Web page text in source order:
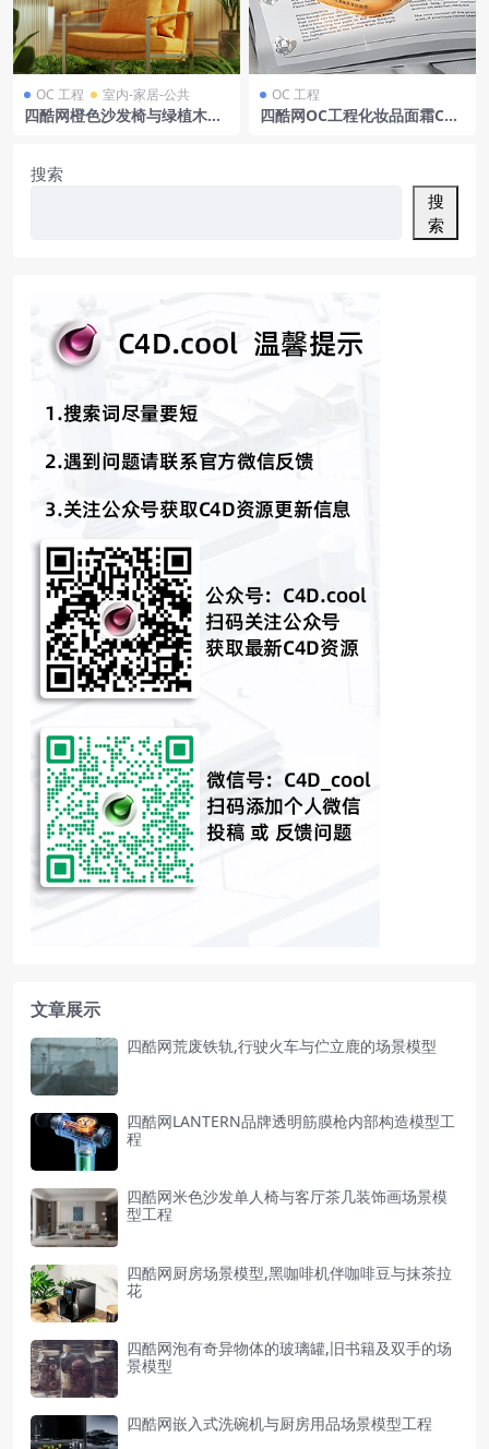
OC 工程 室内-家居-公共
四酷网橙色沙发椅与绿植木质
OC 工程
四酷网OC工程化妆品面霜C4D
搜索
搜
索
文章展示
四酷网荒废铁轨,行驶火车与伫立鹿的场景模型
四酷网LANTERN品牌透明筋膜枪内部构造模型工
程
四酷网米色沙发单人椅与客厅茶几装饰画场景模
型工程
四酷网厨房场景模型,黑咖啡机伴咖啡豆与抹茶拉
花
四酷网泡有奇异物体的玻璃罐,旧书籍及双手的场
景模型
四酷网嵌入式洗碗机与厨房用品场景模型工程